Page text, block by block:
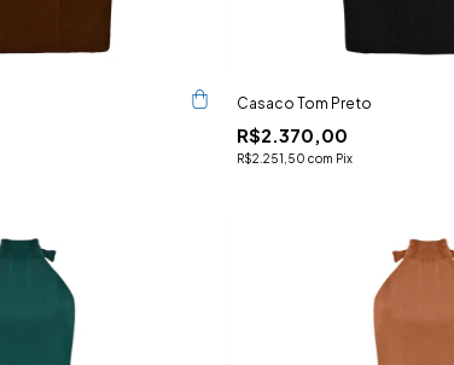
Casaco Tom Preto
R$2.370,00
R$2.251,50 com Pix